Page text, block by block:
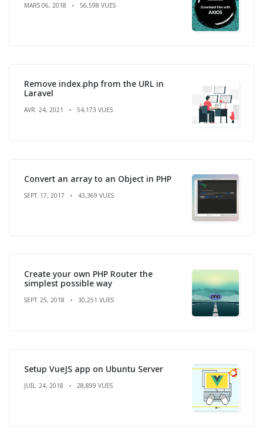
MARS 06, 2018 56,598 VUES
Remove index.php from the URL in
Laravel
AVR. 24, 2021 54,173 VUES
Convert an array to an Object in PHP
SEPT. 17, 2017 43,369 VUES
Create your own PHP Router the
simplest possible way
SEPT. 25, 2018 30,251 VUES
Setup VueJS app on Ubuntu Server
JUIL. 24, 2018 28,899 VUES